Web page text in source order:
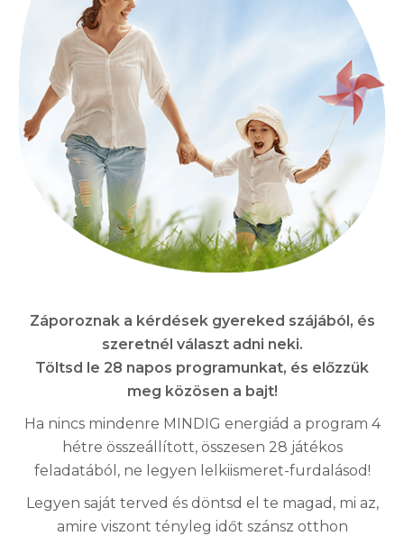
Záporoznak a kérdések gyereked szájából, és
szeretnél választ adni neki.
Töltsd le 28 napos programunkat, és előzzük
meg közösen a bajt!
Ha nincs mindenre MINDIG energiád a program 4
hétre összeállított, összesen 28 játékos
feladatából, ne legyen lelkiismeret-furdalásod!
Legyen saját terved és döntsd el te magad, mi az,
amire viszont tényleg időt szánsz otthon